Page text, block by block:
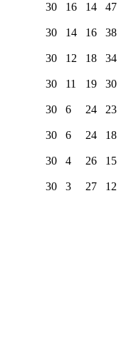
30 16 14 47
30 14 16 38
30 12 18 34
30 11 19 30
30 6 24 23
30 6 24 18
30 4 26 15
30 3 27 12